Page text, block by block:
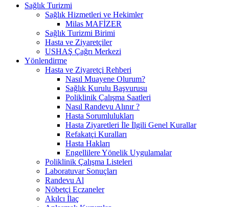
Sağlık Turizmi
Sağlık Hizmetleri ve Hekimler
Milas MAFİZER
Sağlık Turizmi Birimi
Hasta ve Ziyaretçiler
USHAŞ Çağrı Merkezi
Yönlendirme
Hasta ve Ziyaretçi Rehberi
Nasıl Muayene Olurum?
Sağlık Kurulu Başvurusu
Poliklinik Çalışma Saatleri
Nasıl Randevu Alınır ?
Hasta Sorumlulukları
Hasta Ziyaretleri İle İlgili Genel Kurallar
Refakatçi Kuralları
Hasta Hakları
Engellilere Yönelik Uygulamalar
Poliklinik Çalışma Listeleri
Laboratuvar Sonuçları
Randevu Al
Nöbetçi Eczaneler
Akılcı İlaç